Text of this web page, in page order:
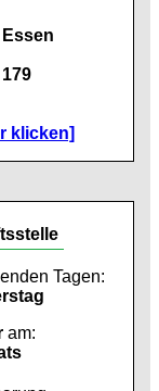
klicken]
Tagen:
am: